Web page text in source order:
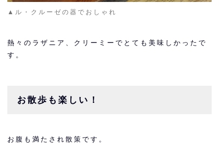
▲ル・クルーゼの器でおしゃれ
熱々のラザニア、クリーミーでとても美味しかったで
す。
お散歩も楽しい！
お腹も満たされ散策です。